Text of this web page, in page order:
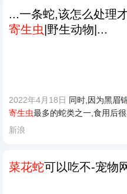
...一条蛇,该怎么处理
寄生虫 |野生动物|...
2022年4月18日 同时,因为黑眉
寄生虫最多的蛇类之一,食用后
新浪
菜花蛇可以吃不-宠物